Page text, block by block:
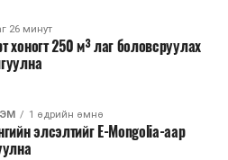
тоног төхөөрөмж,
худалдан авах;
хууль зүйн салбараас бусад
мэдээлэхээс бусад кино,
зардал;
26 минут
хоногт 250 м³ лаг боловсруулах
1 өдрийн өмнө
элсэлтийг E-Mongolia-аар